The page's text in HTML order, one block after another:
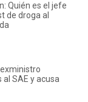
Quién es el jefe
de droga al
SAE y acusa